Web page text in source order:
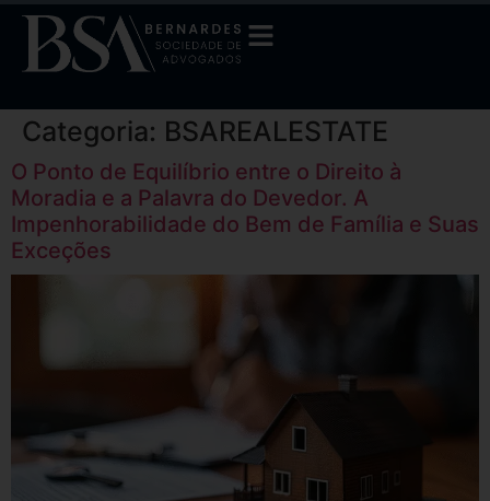
Categoria: BSAREALESTATE
O Ponto de Equilíbrio entre o Direito à
Moradia e a Palavra do Devedor. A
Impenhorabilidade do Bem de Família e Suas
Exceções